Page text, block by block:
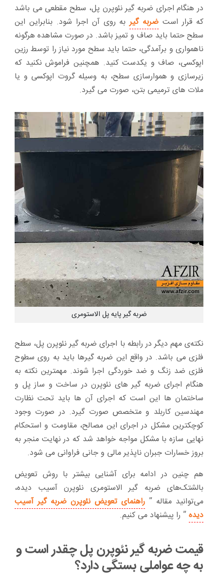
در هنگام اجرای ضربه گیر نئوپرن پل، سطح مقطعی می باشد
که قرار است ضربه گیربه روی آن اجرا شود. بنابراین این
سطح حتما باید صاف و تمیز باشد. در صورت مشاهده هرگونه
ناهمواری و برآمدگی، حتما باید سطح مورد نیاز را توسط رزین
اپوکسی، صاف و یکدست کنید. همچنین فراموش نکنید که
زیرسازی و هموارسازی سطح، به وسیله گروت اپوکسی و یا
ملات های ترمیمی بتن، صورت می گیرد.
ضربه گیر پایه پل الاستومری
نکته‌ی مهم دیگر در رابطه با اجرای ضربه گیر نئوپرن پل، سطح
فلزی می باشد. در واقع این ضربه گیر‌ها باید به روی سطوح
فلزی ضد زنگ و ضد خوردگی اجرا شوند. مهمترین نکته به
هنگام اجرای ضربه گیر های نئوپرن در ساخت و ساز پل و
ساختمان ها این است که اجرای آن ها باید تحت نظارت
مهندسین کاربلد و متخصص صورت گیرد. در صورت وجود
کوچکترین مشکل در اجرای این مصالح، مقاومت و استحکام
نهایی سازه با مشکل مواجه خواهد شد که در نهایت منجر به
بروز خسارات جبران ناپذیر مالی و جانی فراوانی می شود.
هم چنین در ادامه برای آشنایی بیشتر با روش تعویض
بالشتک‌های ضربه گیر الاستومری نئوپرن آسیب دیده،
می‌توانید مقاله ” راهنمای تعویض نئوپرن ضربه گیر آسیب
دیده ” را پیشنهاد می کنیم.
قیمت ضربه گیر نئوپرن پل چقدر است و
به چه عواملی بستگی دارد؟